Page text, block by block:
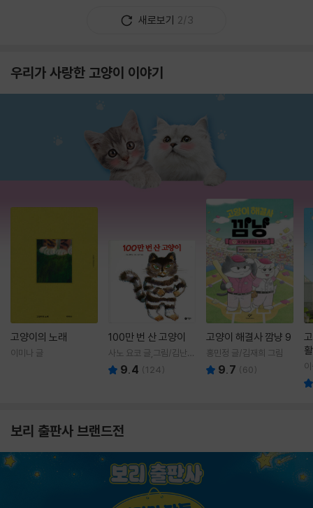
새로보기 2/3
우리가 사랑한 고양이 이야기
고양이의 노래
이미나 글
100만 번 산 고양이
사노 요코 글,그림/김난주
역 9.4 (124)
고양이 해결사 깜냥 9
홍민정 글/김재희 그림
9.7 (60)
보리 출판사 브랜드전